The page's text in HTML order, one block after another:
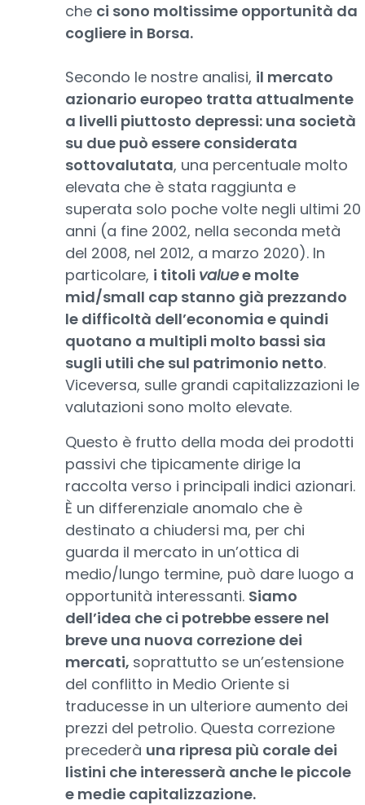
che ci sono moltissime opportunità da
cogliere in Borsa.
Secondo le nostre analisi, il mercato
azionario europeo tratta attualmente
a livelli piuttosto depressi: una società
su due può essere considerata
sottovalutata, una percentuale molto
elevata che è stata raggiunta e
superata solo poche volte negli ultimi 20
anni (a fine 2002, nella seconda metà
del 2008, nel 2012, a marzo 2020). In
particolare, i titoli valuee molte
mid/small cap stanno già prezzando
le difficoltà dell’economia e quindi
quotano a multipli molto bassi sia
sugli utili che sul patrimonio netto.
Viceversa, sulle grandi capitalizzazioni le
valutazioni sono molto elevate.
Questo è frutto della moda dei prodotti
passivi che tipicamente dirige la
raccolta verso i principali indici azionari.
È un differenziale anomalo che è
destinato a chiudersi ma, per chi
guarda il mercato in un’ottica di
medio/lungo termine, può dare luogo a
opportunità interessanti. Siamo
dell’idea che ci potrebbe essere nel
breve una nuova correzione dei
mercati, soprattutto se un’estensione
del conflitto in Medio Oriente si
traducesse in un ulteriore aumento dei
prezzi del petrolio. Questa correzione
precederà una ripresa più corale dei
listini che interesserà anche le piccole
e medie capitalizzazione.